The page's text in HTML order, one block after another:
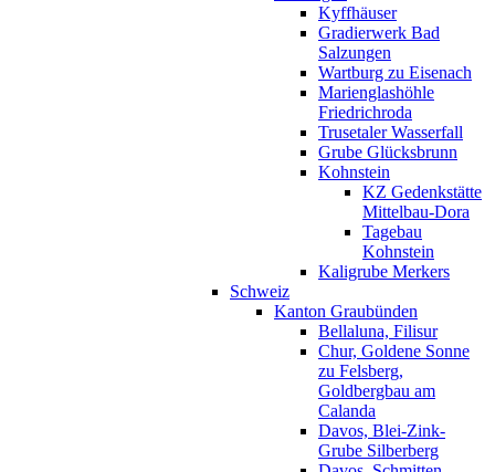
Kyffhäuser
Gradierwerk Bad
Salzungen
Wartburg zu Eisenach
Marienglashöhle
Friedrichroda
Trusetaler Wasserfall
Grube Glücksbrunn
Kohnstein
KZ Gedenkstätte
Mittelbau-Dora
Tagebau
Kohnstein
Kaligrube Merkers
Schweiz
Kanton Graubünden
Bellaluna, Filisur
Chur, Goldene Sonne
zu Felsberg,
Goldbergbau am
Calanda
Davos, Blei-Zink-
Grube Silberberg